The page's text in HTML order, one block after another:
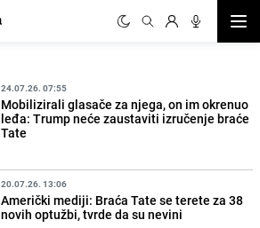
24.07.26. 07:55
Mobilizirali glasače za njega, on im okrenuo
leđa: Trump neće zaustaviti izručenje braće
Tate
20.07.26. 13:06
Američki mediji: Braća Tate se terete za 38
novih optužbi, tvrde da su nevini